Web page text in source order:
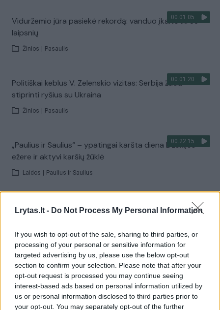
Lrytas.lt - Do Not Process My Personal Information
If you wish to opt-out of the sale, sharing to third parties, or
processing of your personal or sensitive information for
targeted advertising by us, please use the below opt-out
section to confirm your selection. Please note that after your
opt-out request is processed you may continue seeing
interest-based ads based on personal information utilized by
us or personal information disclosed to third parties prior to
your opt-out. You may separately opt-out of the further
00:01:05
Viduržemio jūra pasiekė rekordą: vanduo įkaito iki 33
laipsnių
Žinios Pasaulis
00:01:20
Politiškai keblus V. Zelenskio vizitas: Serbija žada
stiprinti ryšius su Ukraina
Žinios Pasaulis
00:22:15
„Paulius ir Saulius“ – ypatingai karšta diena Dzūkijos
ežere ir aktyvi karšių žūklė
Laidos Paulius ir Saulius
00:00:34
Kyjivas po naktinės atakos: liepsnos apėmė pastatus
Visi įrašai
Žiūrimiausi įrašai